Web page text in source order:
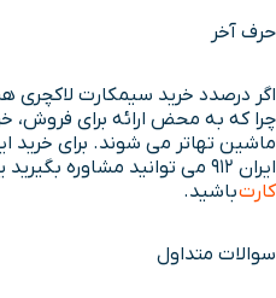
حرف آخر
اگر درصدد خرید سیمکارت لاکچری
چرا که به محض ارائه برای فروش،
ماشین تهاتر می شوند. برای خرید
ایران 912 می توانید مشاوره بگیرید یا پیگیر
کارتباشید.
سوالات متداول